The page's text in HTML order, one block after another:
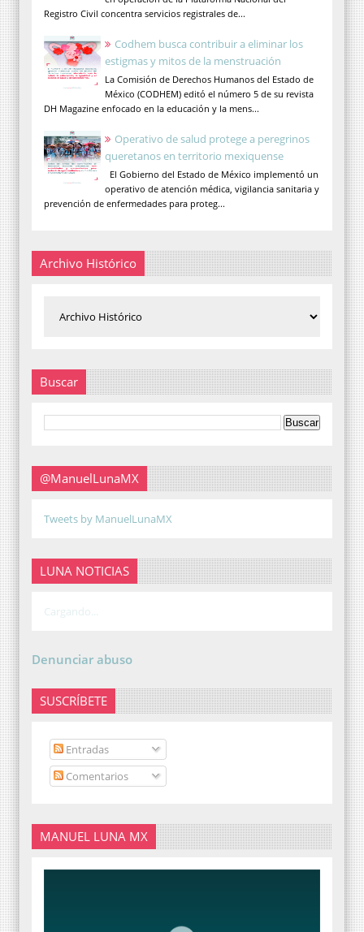
Registro Civil concentra servicios registrales de...
Codhem busca contribuir a eliminar los
estigmas y mitos de la menstruación
La Comisión de Derechos Humanos del Estado de
México (CODHEM) editó el número 5 de su revista
DH Magazine enfocado en la educación y la mens...
Operativo de salud protege a peregrinos
queretanos en territorio mexiquense
El Gobierno del Estado de México implementó un
operativo de atención médica, vigilancia sanitaria y
prevención de enfermedades para proteg...
Archivo Histórico
Buscar
@ManuelLunaMX
Tweets by ManuelLunaMX
LUNA NOTICIAS
Cargando...
Denunciar abuso
SUSCRÍBETE
Entradas
Comentarios
MANUEL LUNA MX